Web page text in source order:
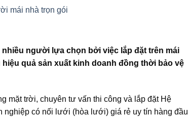
mái nhà trọn gói
người lựa chọn bởi việc lắp đặt trên mái
quả sản xuất kinh doanh đồng thời bảo vệ
mặt trời, chuyên tư vấn thi công và lắp đặt Hệ
nghiệp có nối lưới (hòa lưới) giá rẻ uy tín hàng đầu